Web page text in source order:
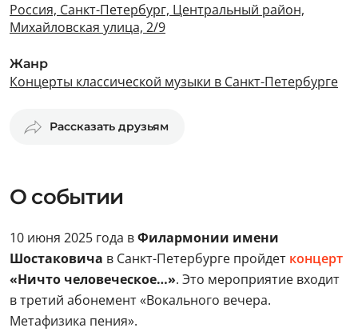
Россия, Санкт-Петербург, Центральный район,
Михайловская улица, 2/9
Жанр
Концерты классической музыки в Санкт-Петербурге
Рассказать друзьям
О событии
10 июня 2025 года вФилармонии имени
Шостаковича в Санкт-Петербурге пройдет концерт
«Ничто человеческое…». Это мероприятие входит
в третий абонемент «Вокального вечера.
Метафизика пения».